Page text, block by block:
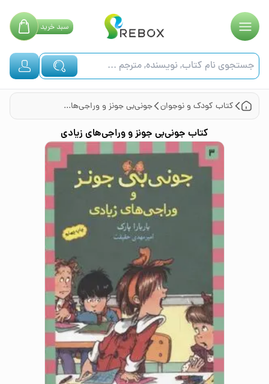
سبدخرید
کتاب کودک و نوجوان جونی‌بی جونز و وراجی‌های زیادی
کتاب جونی‌بی جونز و وراجی‌های زیادی